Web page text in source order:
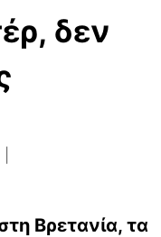
δεν
Βρετανία, τα